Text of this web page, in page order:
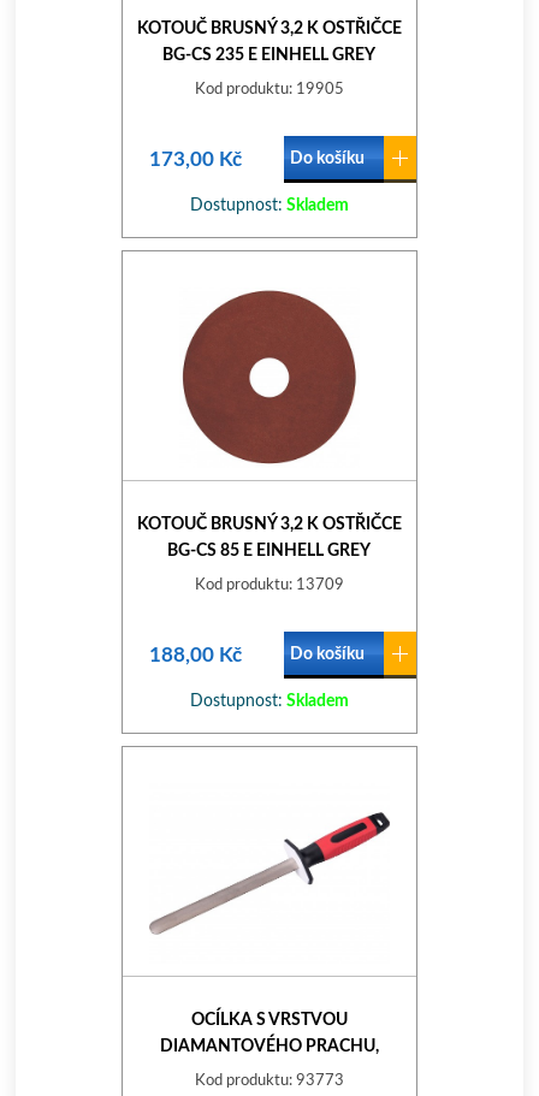
KOTOUČ BRUSNÝ 3,2 K OSTŘIČCE
BG-CS 235 E EINHELL GREY
Kod produktu: 19905
173,00 Kč Do košíku
Dostupnost: Skladem
KOTOUČ BRUSNÝ 3,2 K OSTŘIČCE
BG-CS 85 E EINHELL GREY
Kod produktu: 13709
188,00 Kč Do košíku
Dostupnost: Skladem
OCÍLKA S VRSTVOU
DIAMANTOVÉHO PRACHU,
DÉLKA 26CM, P400
Kod produktu: 93773